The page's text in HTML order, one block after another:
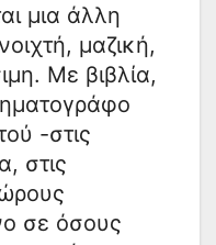
μια άλλη
μαζική,
Με βιβλία,
-στις
στις
σε όσους